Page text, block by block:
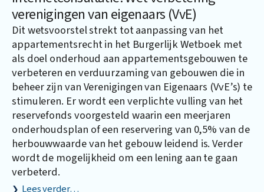
verenigingen van eigenaars (VvE)
Dit wetsvoorstel strekt tot aanpassing van het
appartementsrecht in het Burgerlijk Wetboek met
als doel onderhoud aan appartementsgebouwen te
verbeteren en verduurzaming van gebouwen die in
beheer zijn van Verenigingen van Eigenaars (VvE’s) te
stimuleren. Er wordt een verplichte vulling van het
reservefonds voorgesteld waarin een meerjaren
onderhoudsplan of een reservering van 0,5% van de
herbouwwaarde van het gebouw leidend is. Verder
wordt de mogelijkheid om een lening aan te gaan
verbeterd.
Lees verder…